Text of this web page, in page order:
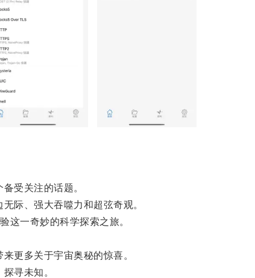
受关注的话题。
、强大吞噬力和超弦奇观。
一奇妙的科学探索之旅。
多关于宇宙奥秘的惊喜。
寻未知。